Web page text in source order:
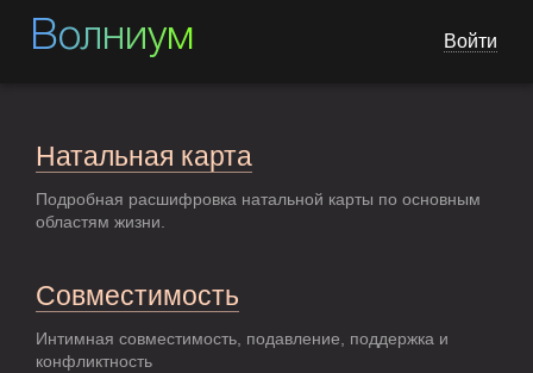
Волниум Войти
Натальная карта
Подробная расшифровка натальной карты по основным
областям жизни.
Совместимость
Интимная совместимость, подавление, поддержка и
конфликтность